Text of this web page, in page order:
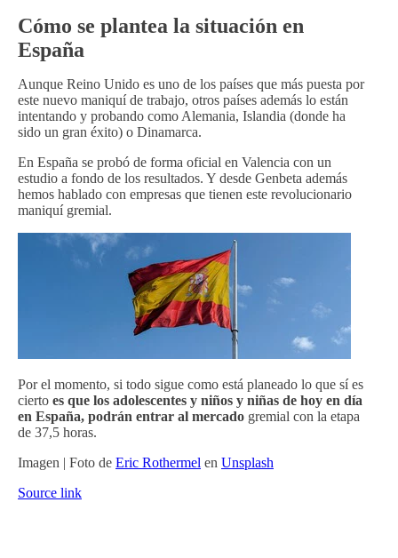
Cómo se plantea la situación en
España
Aunque Reino Unido es uno de los países que más puesta por
este nuevo maniquí de trabajo, otros países además lo están
intentando y probando como Alemania, Islandia (donde ha
sido un gran éxito) o Dinamarca.
En España se probó de forma oficial en Valencia con un
estudio a fondo de los resultados. Y desde Genbeta además
hemos hablado con empresas que tienen este revolucionario
maniquí gremial.
Por el momento, si todo sigue como está planeado lo que sí es
cierto es que los adolescentes y niños y niñas de hoy en día
en España, podrán entrar al mercado gremial con la etapa
de 37,5 horas.
Imagen | Foto de Eric Rothermel en Unsplash
Source link